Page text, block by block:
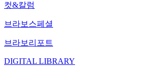
컷&칼럼
브라보스페셜
브라보리포트
DIGITAL LIBRARY